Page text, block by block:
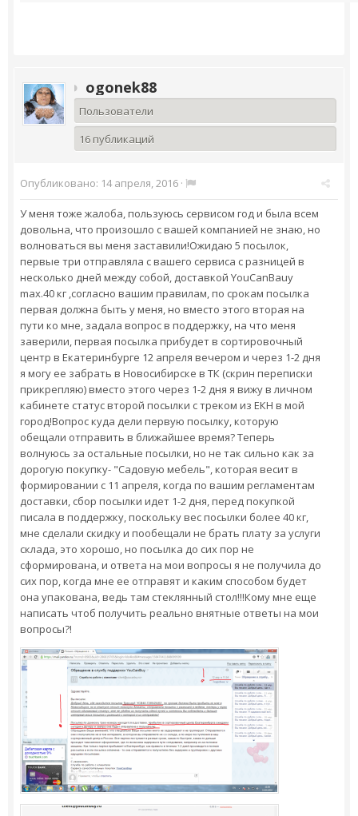
ogonek88
Пользователи
16 публикаций
Опубликовано: 14 апреля, 2016 ·
У меня тоже жалоба, пользуюсь сервисом год и была всем
довольна, что произошло с вашей компанией не знаю, но
волноваться вы меня заставили!Ожидаю 5 посылок,
первые три отправляла с вашего сервиса с разницей в
несколько дней между собой, доставкой YouCanBauy
max.40 кг ,согласно вашим правилам, по срокам посылка
первая должна быть у меня, но вместо этого вторая на
пути ко мне, задала вопрос в поддержку, на что меня
заверили, первая посылка прибудет в сортировочный
центр в Екатеринбурге 12 апреля вечером и через 1-2 дня
я могу ее забрать в Новосибирске в ТК (скрин переписки
прикрепляю) вместо этого через 1-2 дня я вижу в личном
кабинете статус второй посылки с треком из ЕКН в мой
город!Вопрос куда дели первую посылку, которую
обещали отправить в ближайшее время? Теперь
волнуюсь за остальные посылки, но не так сильно как за
дорогую покупку- "Садовую мебель", которая весит в
формировании с 11 апреля, когда по вашим регламентам
доставки, сбор посылки идет 1-2 дня, перед покупкой
писала в поддержку, поскольку вес посылки более 40 кг,
мне сделали скидку и пообещали не брать плату за услуги
склада, это хорошо, но посылка до сих пор не
сформирована, и ответа на мои вопросы я не получила до
сих пор, когда мне ее отправят и каким способом будет
она упакована, ведь там стеклянный стол!!!Кому мне еще
написать чтоб получить реально внятные ответы на мои
вопросы?!